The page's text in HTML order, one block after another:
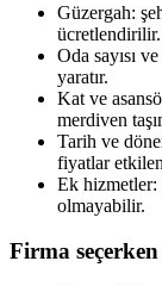
Güzergah:
ücretlendirilir.
Oda sayısı
yaratır.
Kat ve
merdiven
Tarih ve
fiyatlar
Ek hizmetler:
olmayabilir.
Firma